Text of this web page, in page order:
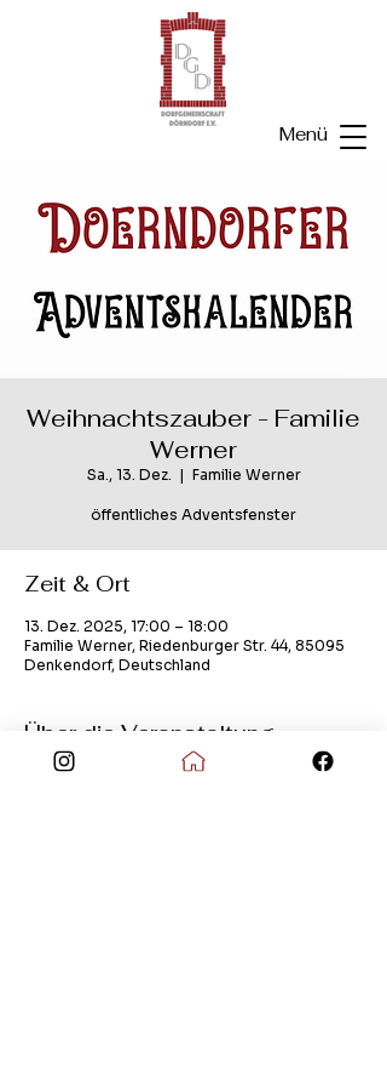
Menü
Weihnachtszauber - Familie
Werner
Sa., 13. Dez.
  |
Familie Werner
öffentliches Adventsfenster
Zeit & Ort
13. Dez. 2025, 17:00 – 18:00
Familie Werner, Riedenburger Str. 44, 85095
Denkendorf, Deutschland
Über die Veranstaltung
öffentliches Adventsfenster